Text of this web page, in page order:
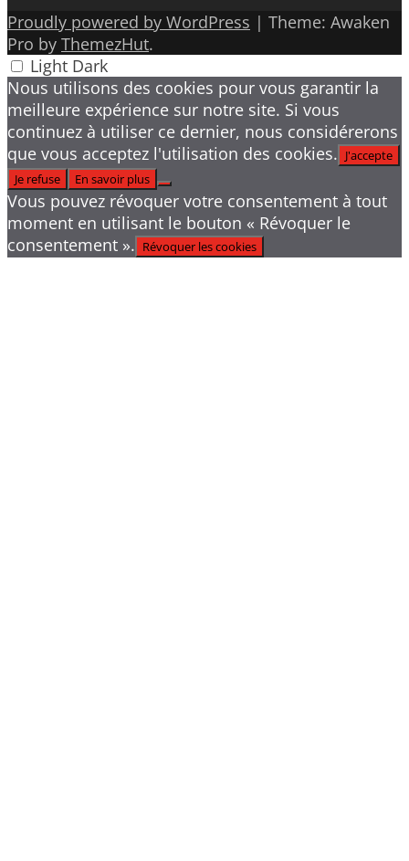
Proudly powered by WordPress | Theme: Awaken
Pro by ThemezHut.
Light Dark
Nous utilisons des cookies pour vous garantir la
meilleure expérience sur notre site. Si vous
continuez à utiliser ce dernier, nous considérerons
que vous acceptez l'utilisation des cookies. J'accepte
Je refuse
En savoir plus
Vous pouvez révoquer votre consentement à tout
moment en utilisant le bouton « Révoquer le
consentement ». Révoquer les cookies